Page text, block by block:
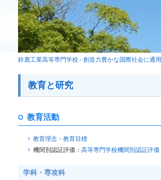
鈴鹿工業高等専門学校 - 創造力豊かな国際社会に通
教育と研究
教育活動
教育理念・教育目標
機関別認証評価： 高等専門学校機関別認証評価
学科・専攻科